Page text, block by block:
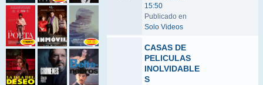
15:50
Publicado en
Solo Videos
CASAS DE
PELICULAS
INOLVIDABLE
S